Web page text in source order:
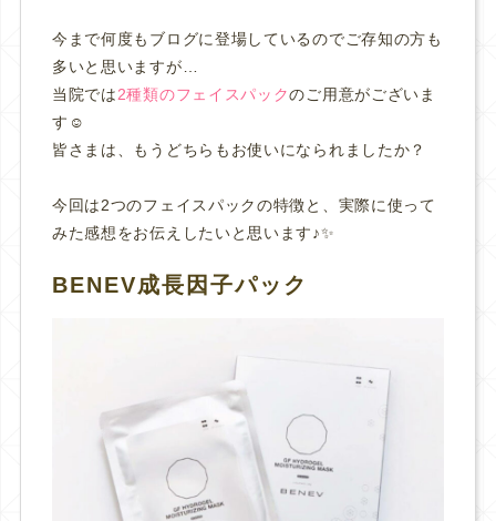
今まで何度もブログに登場しているのでご存知の方も
多いと思いますが…
当院では2種類のフェイスパックのご用意がございま
す☺️
皆さまは、もうどちらもお使いになられましたか？
今回は2つのフェイスパックの特徴と、実際に使って
みた感想をお伝えしたいと思います♪✨
BENEV成長因子パック